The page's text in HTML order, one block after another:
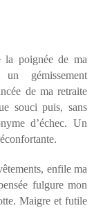
la poignée de ma
gémissement
de ma retraite
souci puis, sans
d’échec. Un
enfile ma
fulgure mon
Maigre et futile